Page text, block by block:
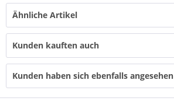
Ähnliche Artikel
Kunden kauften auch
Kunden haben sich ebenfalls angesehen